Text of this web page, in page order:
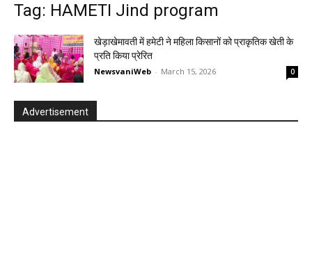
Tag: HAMETI Jind program
खेड़ाखेमावती में हमेटी ने महिला किसानों को प्राकृतिक खेती के
प्रति किया प्रेरित
NewsvaniWeb - March 15, 2026 0
Advertisement